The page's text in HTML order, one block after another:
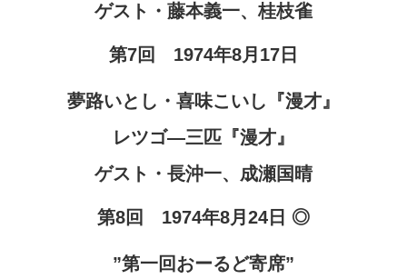
ゲスト・藤本義一、桂枝雀
第7回 1974年8月17日
夢路いとし・喜味こいし『漫才』
レツゴ―三匹『漫才』
ゲスト・長沖一、成瀬国晴
第8回 1974年8月24日 ◎
”第一回おーるど寄席”